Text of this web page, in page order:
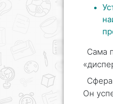
Сама
Он